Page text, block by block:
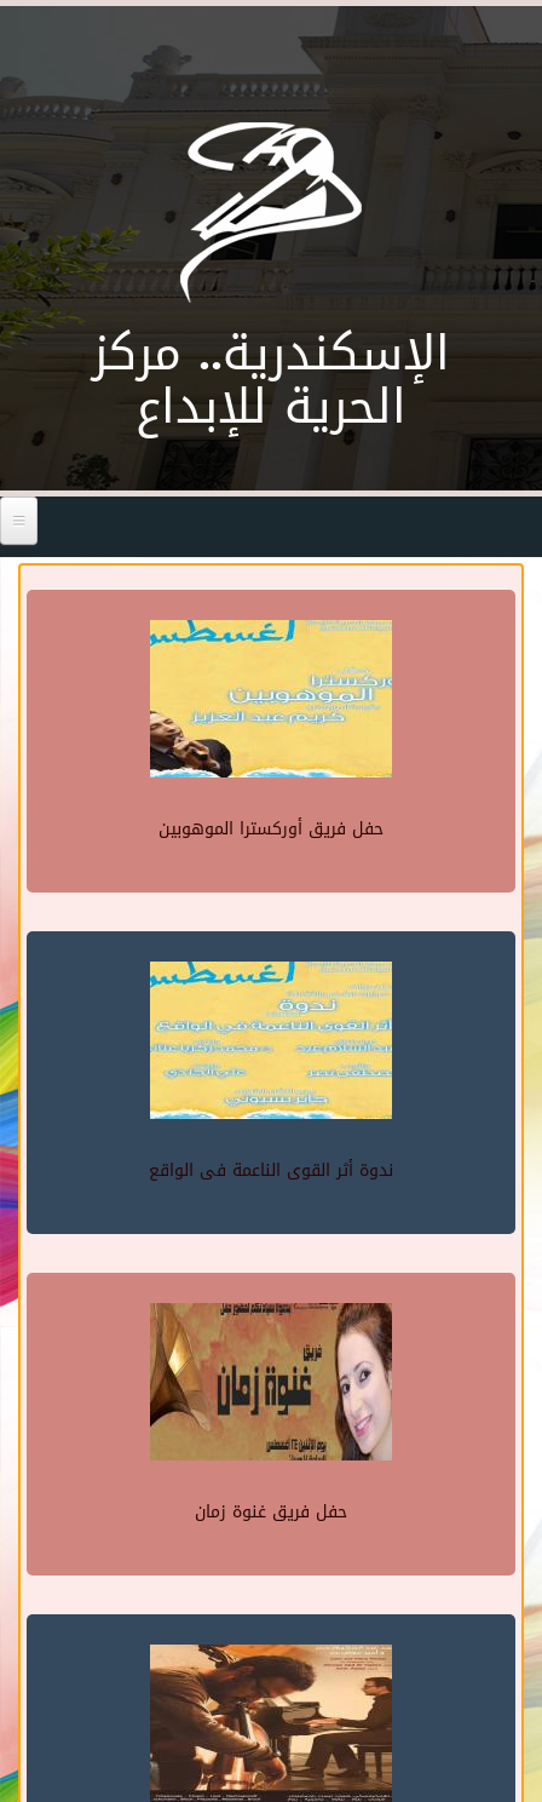
Skip to main content
الإسكندرية.. مركز
الحرية للإبداع
حفل فريق أوركسترا الموهوبين
ندوة أثر القوى الناعمة فى الواقع
حفل فريق غنوة زمان